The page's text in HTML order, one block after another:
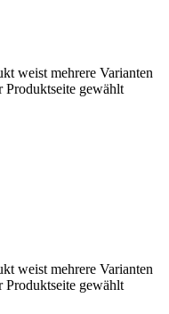
weist mehrere Varianten
gewählt
weist mehrere Varianten
gewählt